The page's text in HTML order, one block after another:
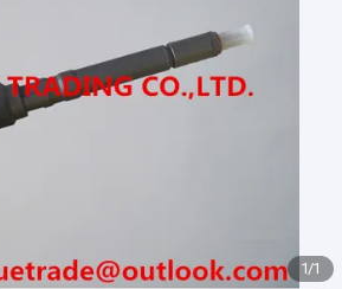
1/1